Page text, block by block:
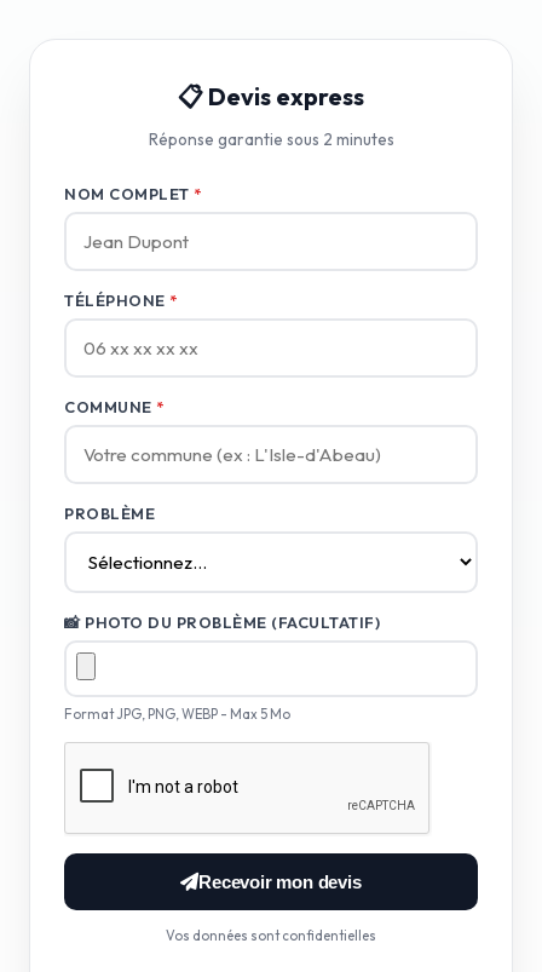
📋 Devis express
Réponse garantie sous 2 minutes
NOM COMPLET *
TÉLÉPHONE *
COMMUNE *
PROBLÈME
📸 PHOTO DU PROBLÈME (FACULTATIF)
Format JPG, PNG, WEBP - Max 5 Mo
Recevoir mon devis
Vos données sont confidentielles